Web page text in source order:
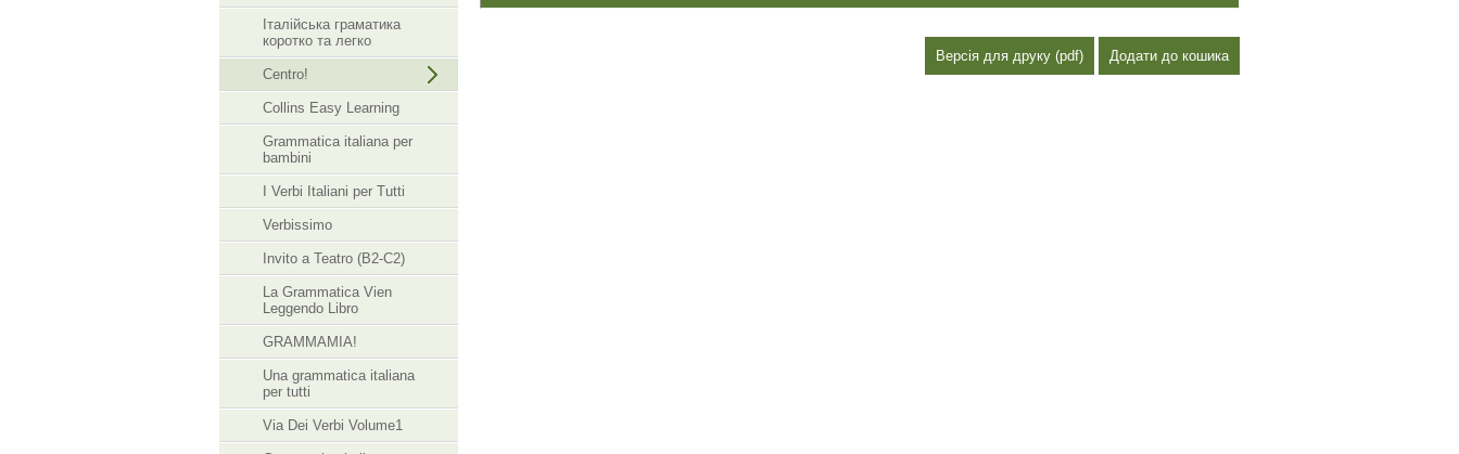
Італійська граматика
коротко та легко
Centro!
Collins Easy Learning
Grammatica italiana per
bambini
I Verbi Italiani per Tutti
Verbissimo
Invito a Teatro (B2-C2)
La Grammatica Vien
Leggendo Libro
GRAMMAMIA!
Una grammatica italiana
per tutti
Via Dei Verbi Volume1
Версія для друку (pdf) Додати до кошика